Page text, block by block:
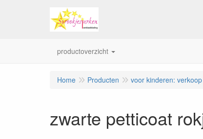
productoverzicht
Home Producten voor kinderen: verkoop
zwarte petticoat